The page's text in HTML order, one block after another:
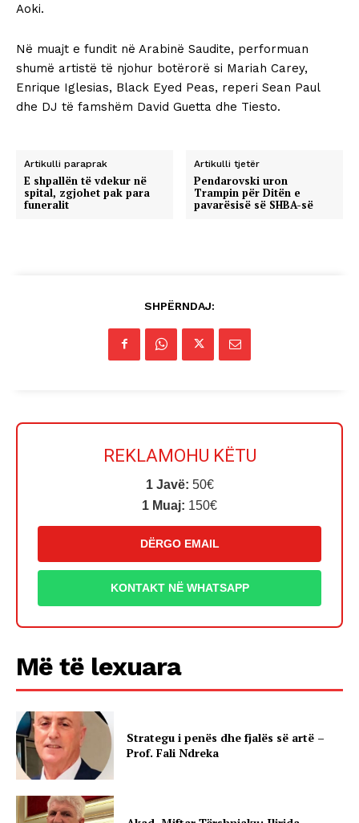
Aoki.
Në muajt e fundit në Arabinë Saudite, performuan
shumë artistë të njohur botërorë si Mariah Carey,
Enrique Iglesias, Black Eyed Peas, reperi Sean Paul
dhe DJ të famshëm David Guetta dhe Tiesto.
Artikulli paraprak
E shpallën të vdekur në
spital, zgjohet pak para
funeralit
Artikulli tjetër
Pendarovski uron
Trampin për Ditën e
pavarësisë së SHBA-së
SHPËRNDAJ:
REKLAMOHU KËTU
1 Javë: 50€
1 Muaj: 150€
DËRGO EMAIL
KONTAKT NË WHATSAPP
Më të lexuara
Strategu i penës dhe fjalës së artë –
Prof. Fali Ndreka